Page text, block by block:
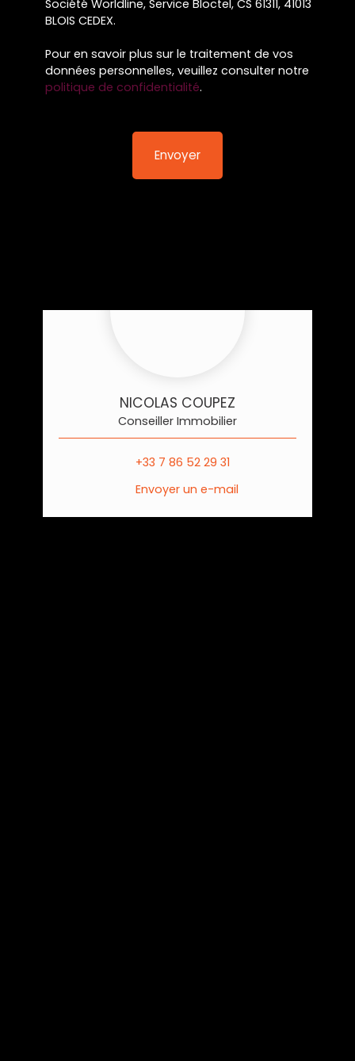
Société Worldline, Service Bloctel, CS 61311, 41013
BLOIS CEDEX.
Pour en savoir plus sur le traitement de vos
données personnelles, veuillez consulter notre
politique de confidentialité.
Envoyer
NICOLAS COUPEZ
Conseiller Immobilier
+33 7 86 52 29 31
Envoyer un e-mail